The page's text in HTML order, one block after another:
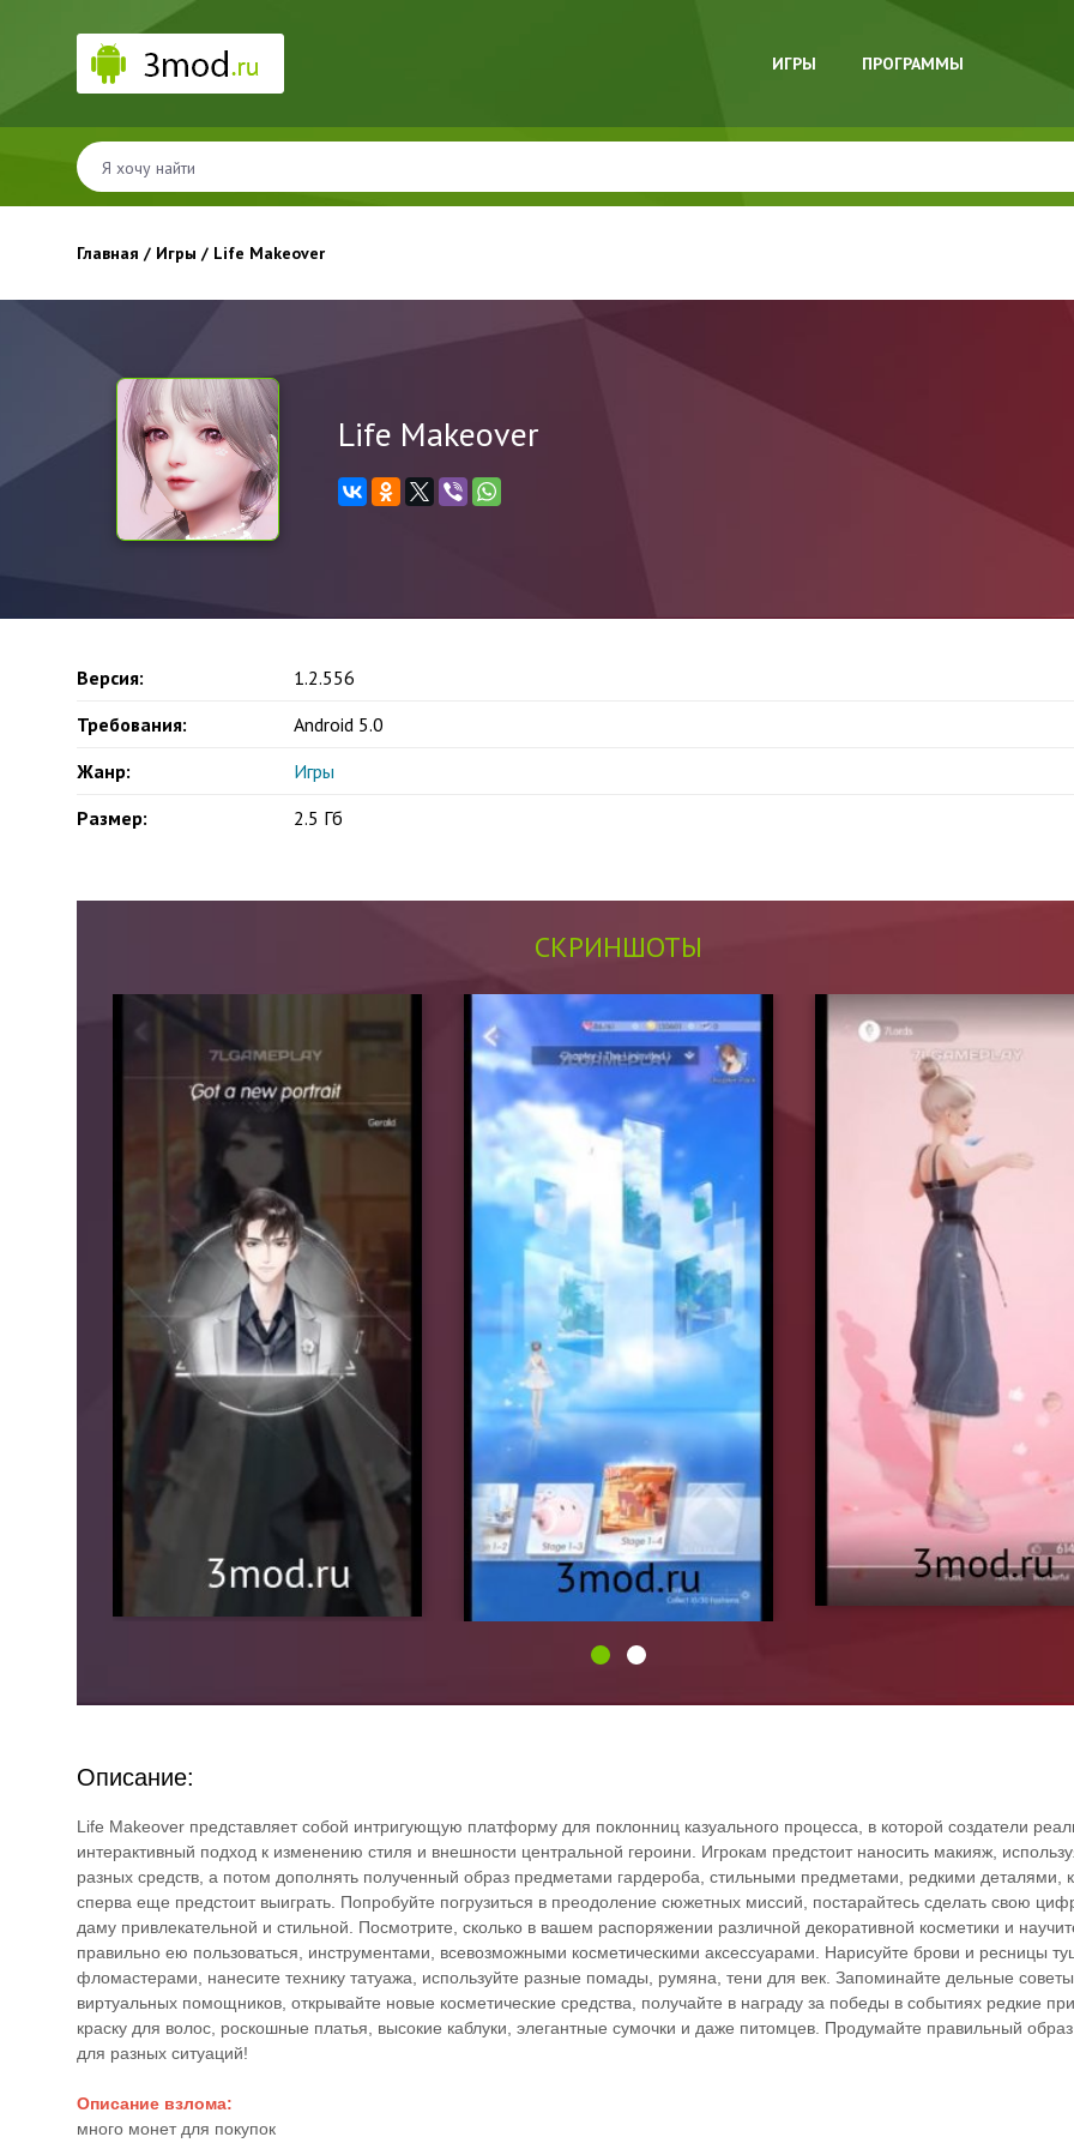
ИГРЫ ПРОГРАММЫ
Главная / Игры / Life Makeover
Life Makeover
Версия:
1.2.556
Требования:
Android 5.0
Жанр:
Игры
Размер:
2.5 Гб
СКРИНШОТЫ
Описание:
Life Makeover представляет собой интригующую платформу для поклонниц казуального процесса, в которой создатели
интерактивный подход к изменению стиля и внешности центральной героини. Игрокам предстоит наносить макияж,
разных средств, а потом дополнять полученный образ предметами гардероба, стильными предметами, редкими деталями,
сперва еще предстоит выиграть. Попробуйте погрузиться в преодоление сюжетных миссий, постарайтесь сделать свою
даму привлекательной и стильной. Посмотрите, сколько в вашем распоряжении различной декоративной косметики и
правильно ею пользоваться, инструментами, всевозможными косметическими аксессуарами. Нарисуйте брови и ресницы
фломастерами, нанесите технику татуажа, используйте разные помады, румяна, тени для век. Запоминайте дельные советы
виртуальных помощников, открывайте новые косметические средства, получайте в награду за победы в событиях редкие
краску для волос, роскошные платья, высокие каблуки, элегантные сумочки и даже питомцев. Продумайте правильный
для разных ситуаций!
Описание взлома:
много монет для покупок